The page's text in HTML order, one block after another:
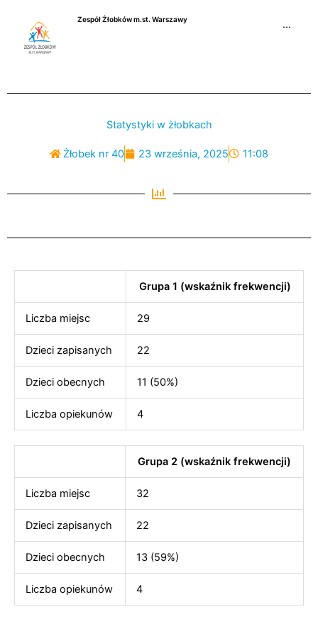
Zespół Żłobków m.st. Warszawy
···
Statystyki w żłobkach
Żłobek nr 40 23 września, 2025 11:08
Grupa 1 (wskaźnik frekwencji)
Liczba miejsc 29
Dzieci zapisanych 22
Dzieci obecnych 11 (50%)
Liczba opiekunów 4
Grupa 2 (wskaźnik frekwencji)
Liczba miejsc 32
Dzieci zapisanych 22
Dzieci obecnych 13 (59%)
Liczba opiekunów 4